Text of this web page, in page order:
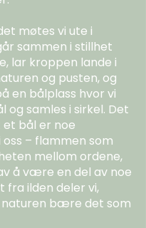
møtes vi ute i
sammen i stillhet
lar kroppen lande i
og pusten, og
en bålplass hvor vi
og samles i sirkel. Det
bål er noe
– flammen som
mellom ordene,
å være en del av noe
fra ilden deler vi,
bære det som